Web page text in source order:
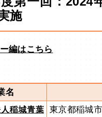
施
編はこちら
名
稲城青葉
東京都稲城